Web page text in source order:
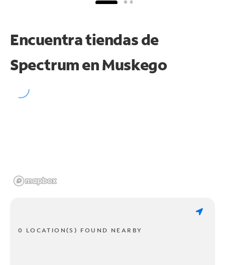
Encuentra tiendas de
Spectrum enMuskego
0 LOCATION(S) FOUND NEARBY